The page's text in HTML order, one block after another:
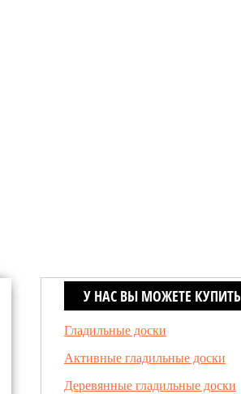
У НАС ВЫ МОЖЕТЕ КУПИТЬ
Гладильные доски
Активные гладильные доски
Деревянные гладильные доски